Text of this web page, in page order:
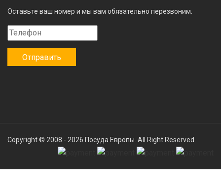
Оставьте ваш номер и мы вам обязательно перезвоним.
Copyright © 2008 - 2026 Посуда Европы . All Right Reserved.